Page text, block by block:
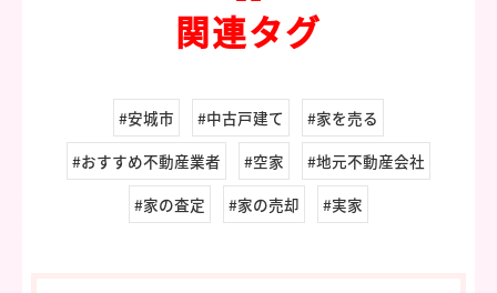
関連タグ
#安城市 #中古戸建て
#家を売る
#おすすめ不動産業者
#空家
#地元不動産会社
#家の査定
#家の売却 #実家